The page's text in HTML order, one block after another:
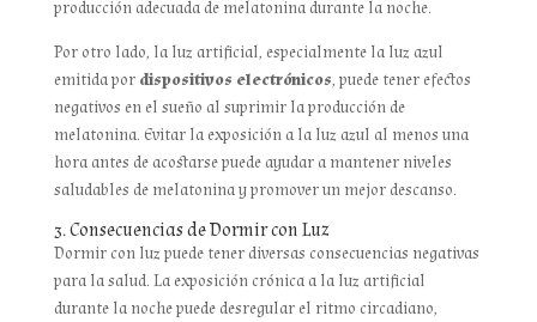
producción adecuada de melatonina durante la noche.
Por otro lado, la luz artificial, especialmente la luz azul
emitida por dispositivos electrónicos, puede tener efectos
negativos en el sueño al suprimir la producción de
melatonina. Evitar la exposición a la luz azul al menos una
hora antes de acostarse puede ayudar a mantener niveles
saludables de melatonina y promover un mejor descanso.
3. Consecuencias de Dormir con Luz
Dormir con luz puede tener diversas consecuencias negativas
para la salud. La exposición crónica a la luz artificial
durante la noche puede desregular el ritmo circadiano,